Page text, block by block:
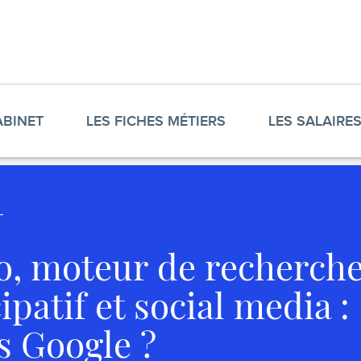
LES FICHES MÉTIERS LES SALAIRES
moteur de
et social media :
Google ?